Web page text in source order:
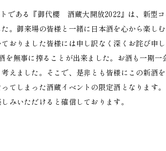
である『御代櫻 酒蔵大開放2022』は、新型
。御来場の皆様と一緒に日本酒を心から楽し
おりました皆様には申し訳なく深くお詫び申し
無事に搾ることが出来ました。お酒も一期一
えました。そこで、是非とも皆様にこの新酒
てしまった酒蔵イベントの限定酒となります
みいただけると確信しております。